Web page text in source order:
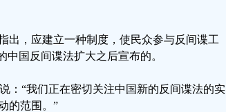
出，应建立一种制度，使民众参与反间谍工
中国反间谍法扩大之后宣布的。
：“我们正在密切关注中国新的反间谍法的实
的范围。”